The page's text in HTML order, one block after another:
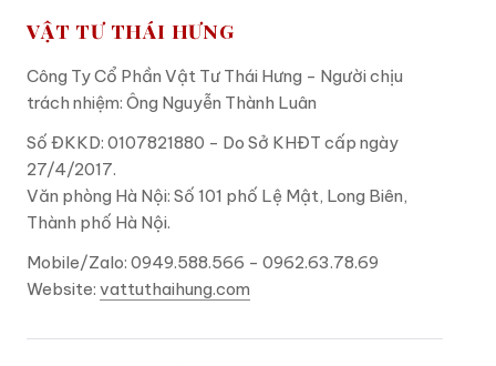
VẬT TƯ THÁI HƯNG
Công Ty Cổ Phần Vật Tư Thái Hưng - Người chịu
trách nhiệm: Ông Nguyễn Thành Luân
Số ĐKKD: 0107821880 - Do Sở KHĐT cấp ngày
27/4/2017.
Văn phòng Hà Nội: Số 101 phố Lệ Mật, Long Biên,
Thành phố Hà Nội.
Mobile/Zalo: 0949.588.566 - 0962.63.78.69
Website: vattuthaihung.com